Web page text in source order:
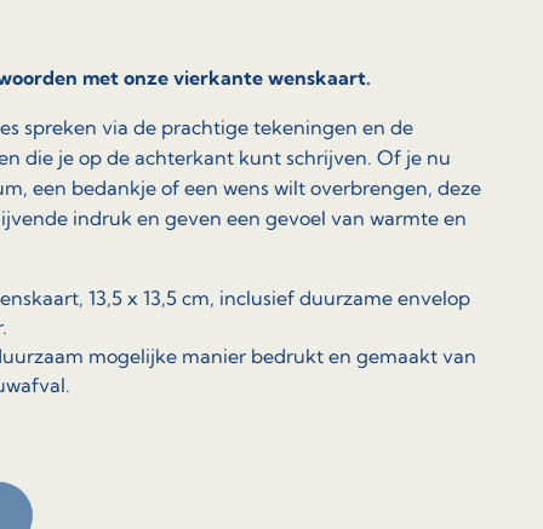
met onze vierkante wenskaart.
spreken via de prachtige tekeningen en de
die je op de achterkant kunt schrijven. Of je nu
een bedankje of een wens wilt overbrengen, deze
indruk en geven een gevoel van warmte en
13,5 x 13,5 cm, inclusief duurzame envelop
mogelijke manier bedrukt en gemaakt van